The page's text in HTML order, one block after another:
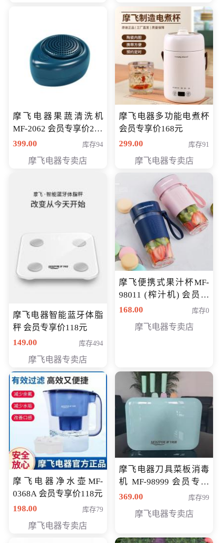
摩飞电器果蔬清洗机
MF-2062 会员专享价268
元
399.00 库存94
摩飞电器专卖店
摩飞电器多功能电煮杯
会员专享价168元
299.00
库存91
摩飞电器专卖店
摩飞电器智能蓝牙体脂
秤 会员专享价118元
149.00
库存494
摩飞电器专卖店
摩飞便携式果汁杯MF-
98011 (榨汁机) 会员专
享价138元
168.00 库存0
摩飞电器专卖店
摩飞电器净水壶MF-
0368A 会员专享价118元
198.00
库存79
摩飞电器专卖店
摩飞电器刀具菜板消毒
机 MF-98999 会员专享
价286元
369.00 库存99
摩飞电器专卖店